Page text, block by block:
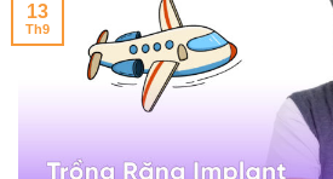
13
Th9